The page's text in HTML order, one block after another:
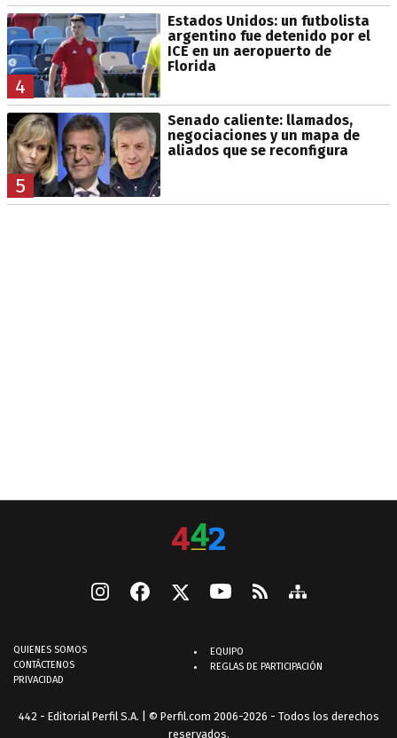
4
Estados Unidos: un futbolista
argentino fue detenido por el
ICE en un aeropuerto de
Florida
5
Senado caliente: llamados,
negociaciones y un mapa de
aliados que se reconfigura
QUIENES SOMOS
CONTÁCTENOS
PRIVACIDAD
EQUIPO
REGLAS DE PARTICIPACIÓN
442 - Editorial Perfil S.A. | © Perfil.com 2006-2026 - Todos los derechos
reservados.